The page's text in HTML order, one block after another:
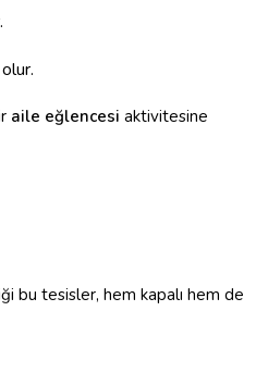
aile eğlencesi aktivitesine
bu tesisler, hem kapalı hem de